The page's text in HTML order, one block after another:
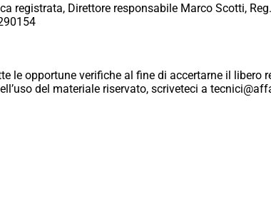
registrata, Direttore responsabile Marco Scotti,
opportune verifiche al fine di accertarne il libero
del materiale riservato, scriveteci a